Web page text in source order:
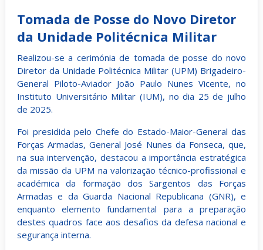
Tomada de Posse do Novo Diretor
da Unidade Politécnica Militar
Realizou-se a cerimónia de tomada de posse do novo
Diretor da Unidade Politécnica Militar (UPM) Brigadeiro-
General Piloto-Aviador João Paulo Nunes Vicente, no
Instituto Universitário Militar (IUM), no dia 25 de julho
de 2025.
Foi presidida pelo Chefe do Estado-Maior-General das
Forças Armadas, General José Nunes da Fonseca, que,
na sua intervenção, destacou a importância estratégica
da missão da UPM na valorização técnico-profissional e
académica da formação dos Sargentos das Forças
Armadas e da Guarda Nacional Republicana (GNR), e
enquanto elemento fundamental para a preparação
destes quadros face aos desafios da defesa nacional e
segurança interna.